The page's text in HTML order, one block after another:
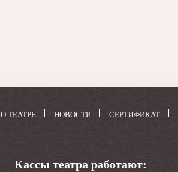
О ТЕАТРЕ НОВОСТИ СЕРТИФИКАТ
Кассы театра работают: